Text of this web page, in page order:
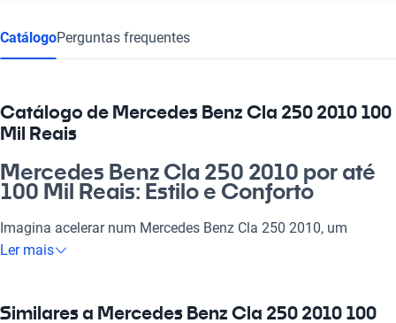
CatálogoPerguntas frequentes
Catálogo de Mercedes Benz Cla 250 2010 100
Mil Reais
Mercedes Benz Cla 250 2010 por até
100 Mil Reais: Estilo e Conforto
Imagina acelerar num Mercedes Benz Cla 250 2010, um
verdadeiro símbolo de estilo e potência. Esse carro não é só
ser o parceiro ideal para o trabalho ou para levar a família em
Ler mais
Similares a Mercedes Benz Cla 250 2010 100